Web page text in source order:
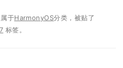
属于HarmonyOS分类，被贴了
标签。